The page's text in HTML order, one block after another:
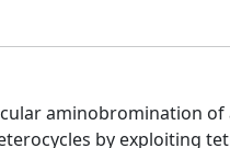
aminobromination of
by exploiting